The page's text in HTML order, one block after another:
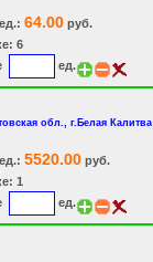
64.00руб.
6
ед.
обл., г.Белая Калитва
5520.00руб.
1
ед.